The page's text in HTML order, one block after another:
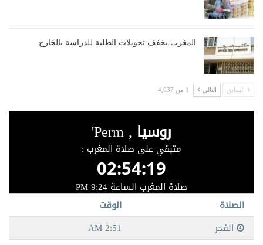
المغرب يخفف تحويلات الطلبة للدراسة بالخارج
السابق التالي 1 من 4,037